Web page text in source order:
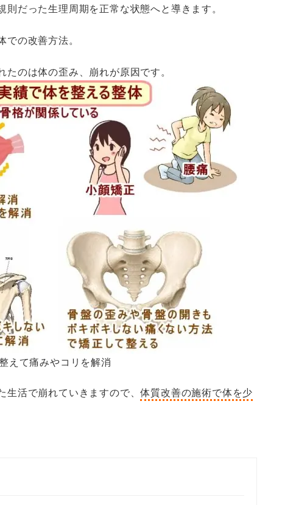
だった生理周期を正常な状態へと導きます。
の改善方法。
のは体の歪み、崩れが原因です。
えて痛みやコリを解消
生活で崩れていきますので、体質改善の施術で体を少